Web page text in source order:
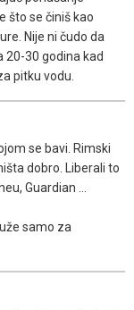
što se činiš kao
Nije ni čudo da
20-30 godina kad
pitku vodu.
se bavi. Rimski
dobro. Liberali to
Guardian ...
samo za